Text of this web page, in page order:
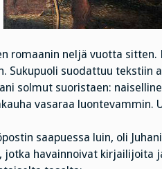
romaanin neljä vuotta
Sukupuoli suodattuu tekstiin
solmut suoristaen:
vasaraa luontevammin.
saapuessa luin, oli
jotka havainnoivat